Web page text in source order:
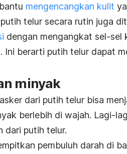
mengencangkan kulit
telur secara rutin juga
dengan mengangkat sel-sel
Ini berarti putih telur dapat
minyak
dari putih telur bisa
berlebih di wajah. Lagi-
dari putih telur.
pembuluh darah di